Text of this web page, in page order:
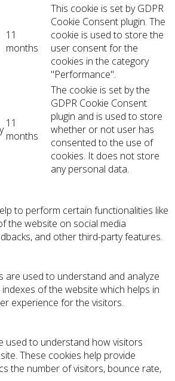
11
months
This cookie is set by GDPR
Cookie Consent plugin. The
cookie is used to store the
user consent for the
cookies in the category
"Performance".
11
months
The cookie is set by the
GDPR Cookie Consent
plugin and is used to store
whether or not user has
consented to the use of
cookies. It does not store
any personal data.
to perform certain functionalities like
the website on social media
and other third-party features.
are used to understand and analyze
of the website which helps in
experience for the visitors.
used to understand how visitors
These cookies help provide
the number of visitors, bounce rate,